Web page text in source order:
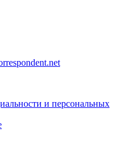
и персональных